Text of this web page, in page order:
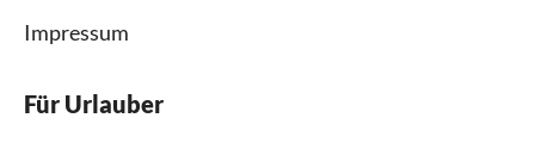
Impressum
Für Urlauber